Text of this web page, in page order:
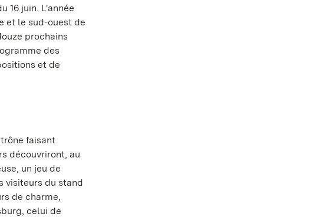
16 juin. L'année
et le sud-ouest de
prochains
des
et de
faisant
découvriront, au
un jeu de
visiteurs du stand
de charme,
celui de